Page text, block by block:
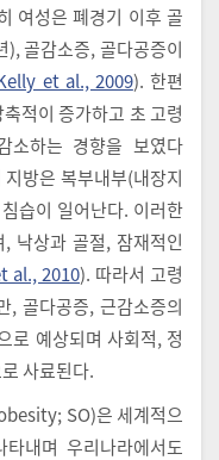
여성은 폐경기 이후 골
골감소증, 골다공증이
et al., 2009). 한편
적이 증가하고 초 고령
소하는 경향을 보였다
방은 복부내부(내장지
습이 일어난다. 이러한
낙상과 골절, 잠재적인
al., 2010). 따라서 고령
, 골다공증, 근감소증의
로 예상되며 사회적, 정
사료된다.
SO)은 세계적으
내며 우리나라에서도